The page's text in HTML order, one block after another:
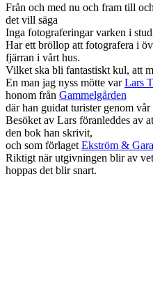
Från och med nu och fram till
det vill säga
Inga fotograferingar varken i
Har ett bröllop att fotografera i
fjärran i vårt hus.
Vilket ska bli fantastiskt kul, att
En man jag nyss mötte varLars
honom från Gammelgården
där han guidat turister genom vår
Besöket av Lars föranleddes av
den bok han skrivit,
och som förlaget Ekström &
Riktigt när utgivningen blir av
hoppas det blir snart.